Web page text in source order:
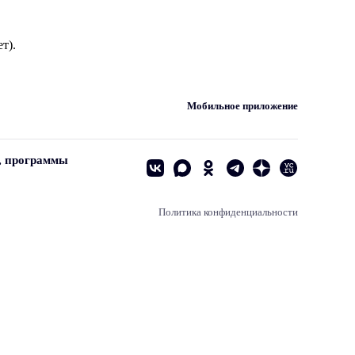
Мобильное приложение
программы
Политика конфиденциальности